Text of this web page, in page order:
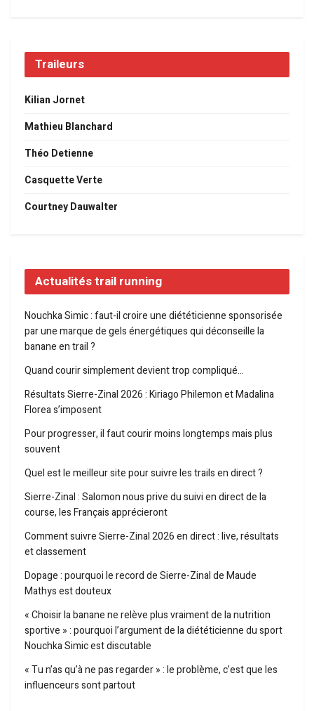
Traileurs
Kilian Jornet
Mathieu Blanchard
Théo Detienne
Casquette Verte
Courtney Dauwalter
Actualités trail running
Nouchka Simic : faut-il croire une diététicienne sponsorisée
par une marque de gels énergétiques qui déconseille la
banane en trail ?
Quand courir simplement devient trop compliqué…
Résultats Sierre-Zinal 2026 : Kiriago Philemon et Madalina
Florea s’imposent
Pour progresser, il faut courir moins longtemps mais plus
souvent
Quel est le meilleur site pour suivre les trails en direct ?
Sierre-Zinal : Salomon nous prive du suivi en direct de la
course, les Français apprécieront
Comment suivre Sierre-Zinal 2026 en direct : live, résultats
et classement
Dopage : pourquoi le record de Sierre-Zinal de Maude
Mathys est douteux
« Choisir la banane ne relève plus vraiment de la nutrition
sportive » : pourquoi l’argument de la diététicienne du sport
Nouchka Simic est discutable
« Tu n’as qu’à ne pas regarder » : le problème, c’est que les
influenceurs sont partout